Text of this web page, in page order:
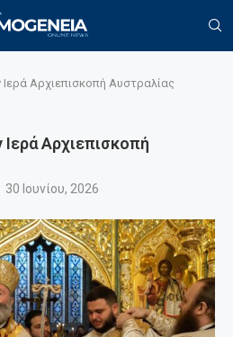
Αρχιεπισκοπή Αυστραλίας
Αρχιεπισκοπή
30 Ιουνίου, 2026